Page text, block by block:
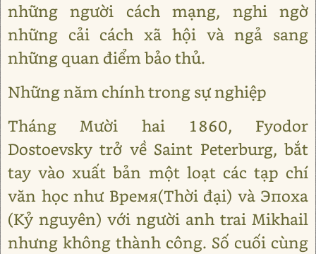
những người cách mạng, nghi ngờ
những cải cách xã hội và ngả sang
những quan điểm bảo thủ.
Những năm chính trong sự nghiệp
Tháng Mười hai 1860, Fyodor
Dostoevsky trở về Saint Peterburg, bắt
tay vào xuất bản một loạt các tạp chí
văn học như Время(Thời đại) và Эпоха
(Kỷ nguyên) với người anh trai Mikhail
nhưng không thành công. Số cuối cùng